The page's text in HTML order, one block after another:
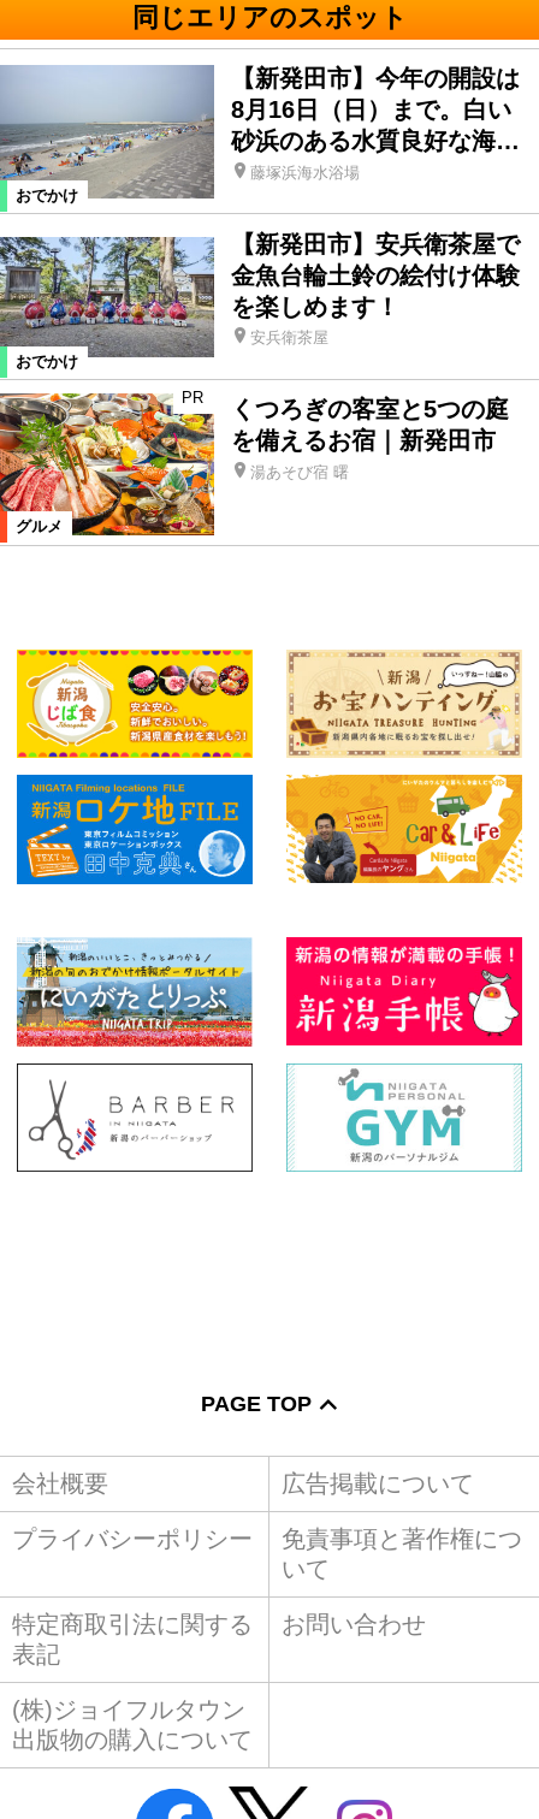
同じエリアのスポット
おでかけ
【新発田市】今年の開設は
8月16日（日）まで。白い
砂浜のある水質良好な海…
藤塚浜海水浴場
おでかけ
【新発田市】安兵衛茶屋で
金魚台輪土鈴の絵付け体験
を楽しめます！
安兵衛茶屋
グルメ
PR
くつろぎの客室と5つの庭
を備えるお宿｜新発田市
湯あそび宿 曙
PAGE TOP
会社概要 広告掲載について
プライバシーポリシー
免責事項と著作権につ
いて
特定商取引法に関する
表記
お問い合わせ
(株)ジョイフルタウン
出版物の購入について